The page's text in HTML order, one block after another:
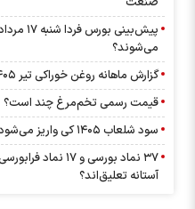
می‌شوند؟
گزارش ماهانه روغن خوراکی تیر ۱۴۰۵ | غپونه؛ بیشترین افت درآمد ماهانه
قیمت رسمی تخم‌مرغ چند است؟
سود شلعاب ۱۴۰۵ کی واریز می‌شود و چقدر است؟
۳۷ نماد بورسی و
آستانه تعلیق‌اند؟